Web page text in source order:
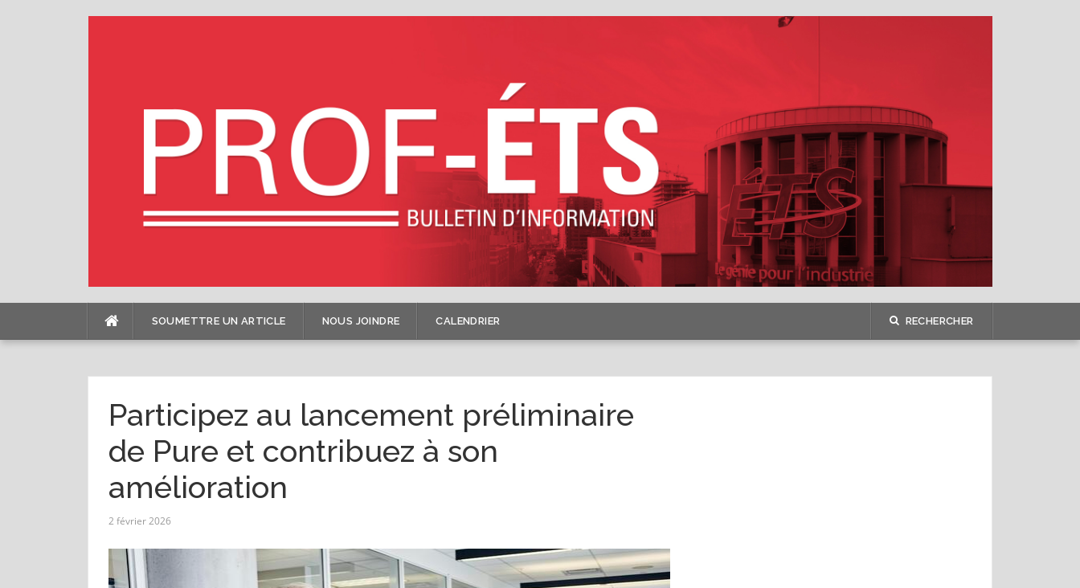
SOUMETTRE UN ARTICLE NOUS JOINDRE CALENDRIER RECHERCHER
Participez au lancement préliminaire
de Pure et contribuez à son
amélioration
2 février 2026